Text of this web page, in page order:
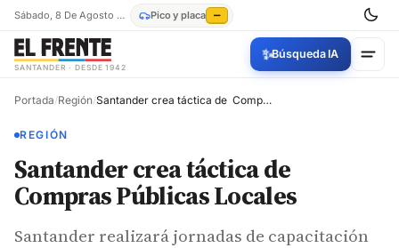
Sábado, 8 De Agosto De 2026 Pico y placa —
SANTANDER · DESDE 1942
✨Búsqueda IA
Portada/Región/ Santander crea táctica de Compras Públicas Locales
REGIÓN
Santander crea táctica de
Compras Públicas Locales
Santander realizará jornadas de capacitación